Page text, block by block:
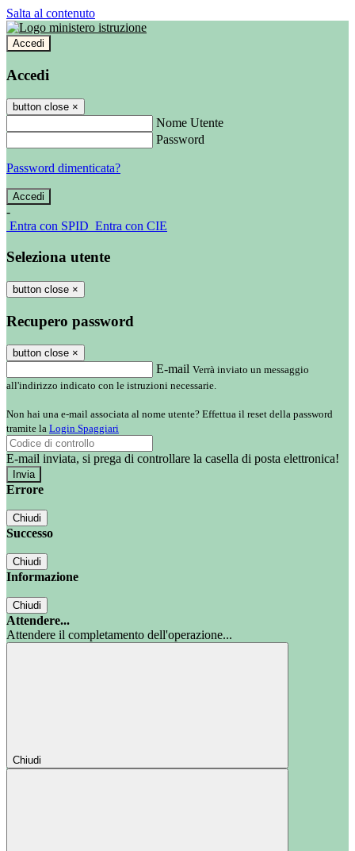
Salta al contenuto
Accedi
Accedi
button close ×
Nome Utente
Password
Password dimenticata?
-
Entra con SPID Entra con CIE
Seleziona utente
button close ×
Recupero password
button close ×
E-mail Verrà inviato un messaggio
all'indirizzo indicato con le istruzioni necessarie.
Non hai una e-mail associata al nome utente? Effettua il reset della password
tramite la Login Spaggiari
E-mail inviata, si prega di controllare la casella di posta elettronica!
Errore
Chiudi
Successo
Chiudi
Informazione
Chiudi
Attendere...
Attendere il completamento dell'operazione...
Chiudi